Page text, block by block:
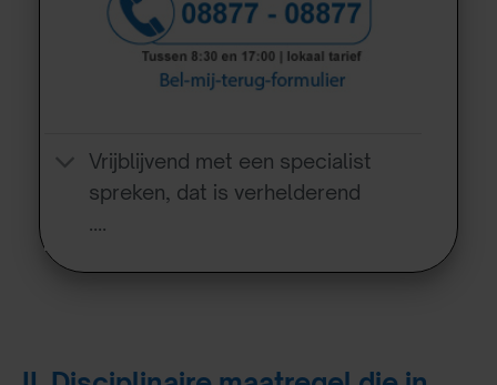
Vrijblijvend met een specialist
spreken, dat is verhelderend
….